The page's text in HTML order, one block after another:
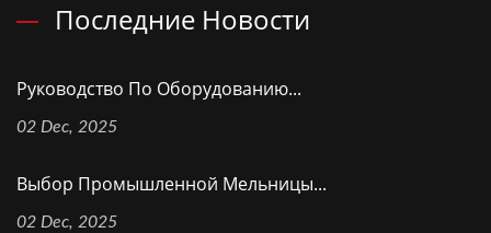
Последние Новости
Руководство По Оборудованию...
02 Dec, 2025
Выбор Промышленной Мельницы...
02 Dec, 2025